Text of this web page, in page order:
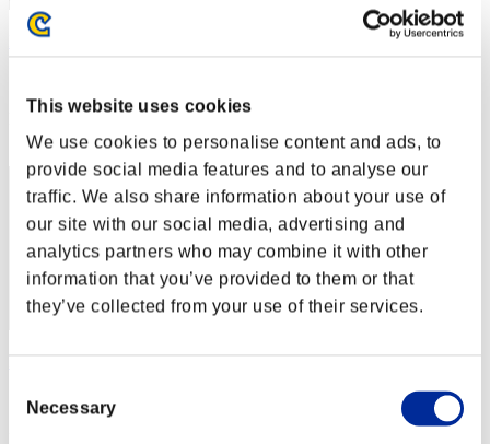
This website uses cookies
We use cookies to personalise content and ads, to
provide social media features and to analyse our
traffic. We also share information about your use of
our site with our social media, advertising and
analytics partners who may combine it with other
information that you’ve provided to them or that
they’ve collected from your use of their services.
Selection
Necessary
Rudis
RANK
2
Khalil8277Z
スコア:Lv:1/04'14"67